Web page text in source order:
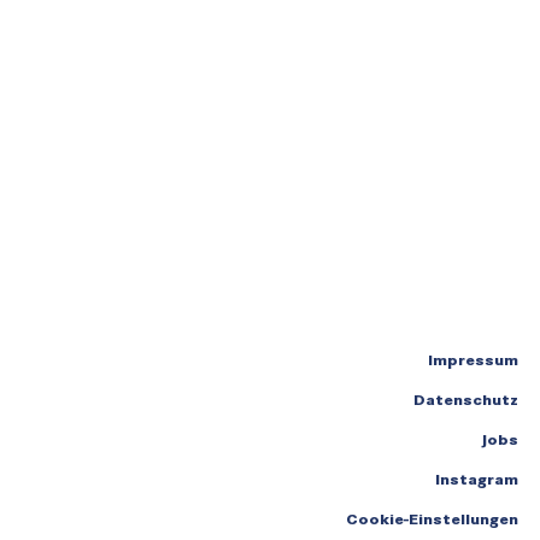
Impressum
Datenschutz
Jobs
Instagram
Cookie-Einstellungen